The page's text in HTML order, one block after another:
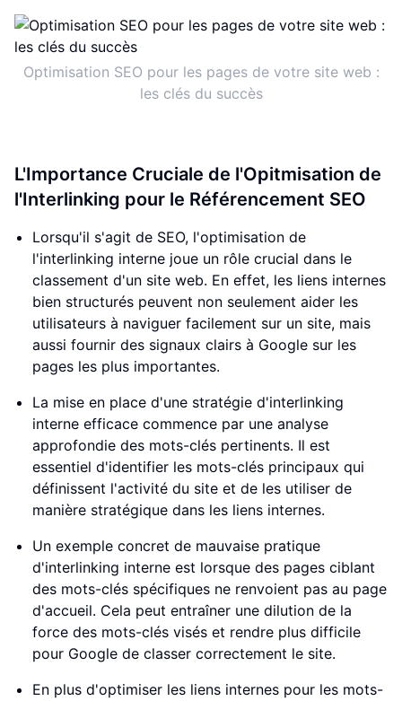
Optimisation SEO pour les pages de votre site web :
les clés du succès
L'Importance Cruciale de l'Opitmisation de
l'Interlinking pour le Référencement SEO
Lorsqu'il s'agit de SEO, l'optimisation de
l'interlinking interne joue un rôle crucial dans le
classement d'un site web. En effet, les liens internes
bien structurés peuvent non seulement aider les
utilisateurs à naviguer facilement sur un site, mais
aussi fournir des signaux clairs à Google sur les
pages les plus importantes.
La mise en place d'une stratégie d'interlinking
interne efficace commence par une analyse
approfondie des mots-clés pertinents. Il est
essentiel d'identifier les mots-clés principaux qui
définissent l'activité du site et de les utiliser de
manière stratégique dans les liens internes.
Un exemple concret de mauvaise pratique
d'interlinking interne est lorsque des pages ciblant
des mots-clés spécifiques ne renvoient pas au page
d'accueil. Cela peut entraîner une dilution de la
force des mots-clés visés et rendre plus difficile
pour Google de classer correctement le site.
En plus d'optimiser les liens internes pour les mots-